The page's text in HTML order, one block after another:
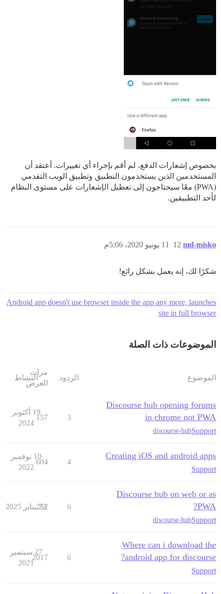
بخصوص إشعارات الدفع، لم أقم بإجراء أي تغييرات. أعتقد أن
المستخدمين الذين يستخدمون التطبيق وتطبيق الويب التقدمي
(PWA) معًا سيحتاجون إلى تعطيل الإشعارات على مستوى النظام
لأحد التطبيقين.
md-misko 11 يونيو 2020، 5:06م 12
شكرًا لك، إنه يعمل بشكل رائع!
Android app doesn't use browser inside the app any more, launches
site in full browser
الموضوعات ذات الصلة
الموضوع الردود
مرات
العرض
النشاط
Discourse hub opening forums
in chrome not PWA
Support
discourse-hub
3
157
19 أكتوبر
2024
Creating iOS and android apps
Support
4
604
10 نوفمبر
2022
Discourse hub on web or as
PWA?
Support
discourse-hub
6
252
23 يناير 2025
Where can i download the
android app for discourse?
Support
6
2017
27 سبتمبر
2021